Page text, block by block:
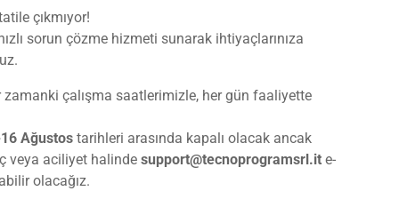
çıkmıyor!
sorun çözme hizmeti sunarak ihtiyaçlarınıza
zamanki çalışma saatlerimizle, her gün faaliyette
Ağustos tarihleri arasında kapalı olacak ancak
veya aciliyet halindesupport@tecnoprogramsrl.it e-
olacağız.